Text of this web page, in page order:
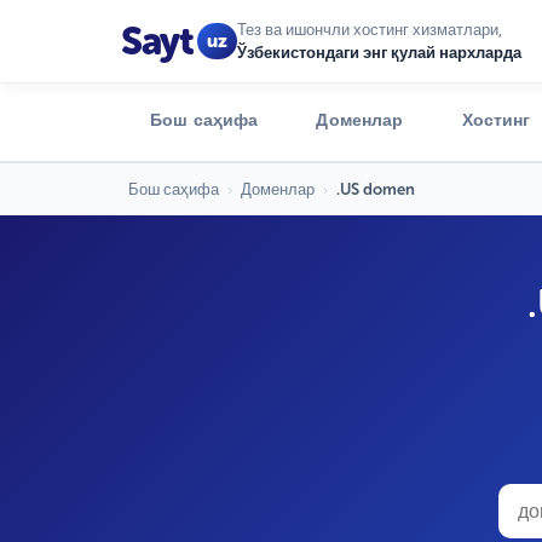
Sayt uz
Тез ва ишончли хостинг хизматлари,
Ўзбекистондаги энг қулай нархларда
Бош саҳифа Доменлар Хостинг
Бош саҳифа › Доменлар › .US domen